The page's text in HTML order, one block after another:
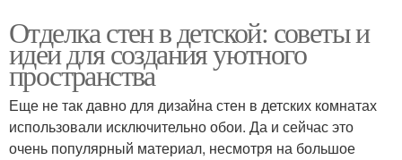
Отделка стен в детской: советы и
идеи для создания уютного
пространства
Еще не так давно для дизайна стен в детских комнатах
использовали исключительно обои. Да и сейчас это
очень популярный материал, несмотря на большое